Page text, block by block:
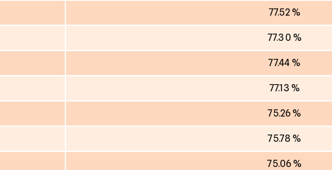
77.52 %
77.30 %
77.44 %
77.13 %
75.26 %
75.78 %
75.06 %